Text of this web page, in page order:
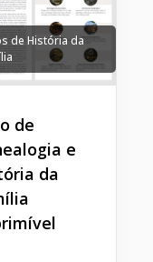
de História da
de
e
da